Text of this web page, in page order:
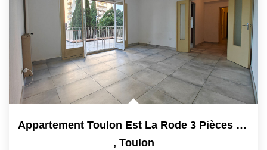
Appartement Toulon Est La Rode 3 Pièces 69 M2
, Toulon